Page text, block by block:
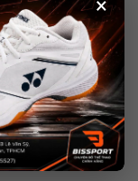
×
khí, hạn chế cảm
nhanh khô.
dễ chịu khi vận